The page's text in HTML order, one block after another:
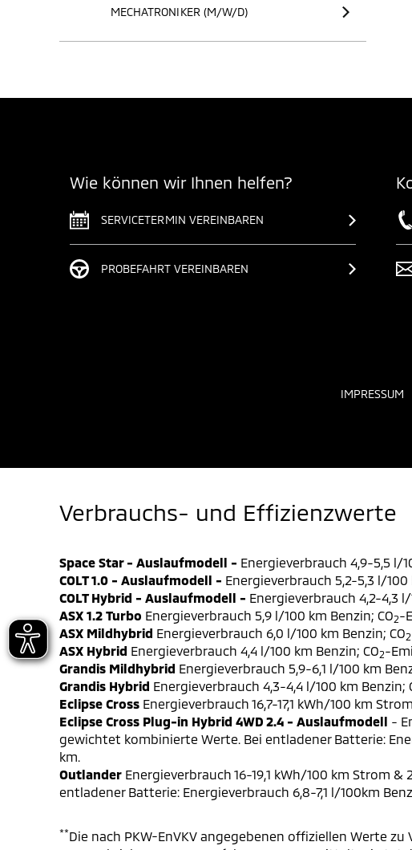
MECHATRONIKER (M/W/D)
Wie können wir Ihnen helfen?
SERVICETERMIN VEREINBAREN
PROBEFAHRT VEREINBAREN
IMPRESSUM
Verbrauchs- und Effizienzwerte
Space Star - Auslaufmodell - Energieverbrauch 4,9-5,5 l/
COLT 1.0 - Auslaufmodell - Energieverbrauch 5,2-5,3 l/100
COLT Hybrid - Auslaufmodell - Energieverbrauch 4,2-4,3 l/
ASX 1.2 Turbo Energieverbrauch 5,9 l/100 km Benzin; CO2-
ASX Mildhybrid Energieverbrauch 6,0 l/100 km Benzin; CO2
ASX Hybrid Energieverbrauch 4,4 l/100 km Benzin; CO2-
Grandis Mildhybrid Energieverbrauch 5,9-6,1 l/100 km
Grandis Hybrid Energieverbrauch 4,3-4,4 l/100 km Benzin;
Eclipse Cross Energieverbrauch 16,7-17,1 kWh/100 km
Eclipse Cross Plug-in Hybrid 4WD 2.4 - Auslaufmodell -
gewichtet kombinierte Werte. Bei entladener Batterie:
km.
Outlander Energieverbrauch 16-19,1 kWh/100 km Strom &
entladener Batterie: Energieverbrauch 6,8-7,1 l/100km
**Die nach PKW-EnVKV angegebenen offiziellen Werte